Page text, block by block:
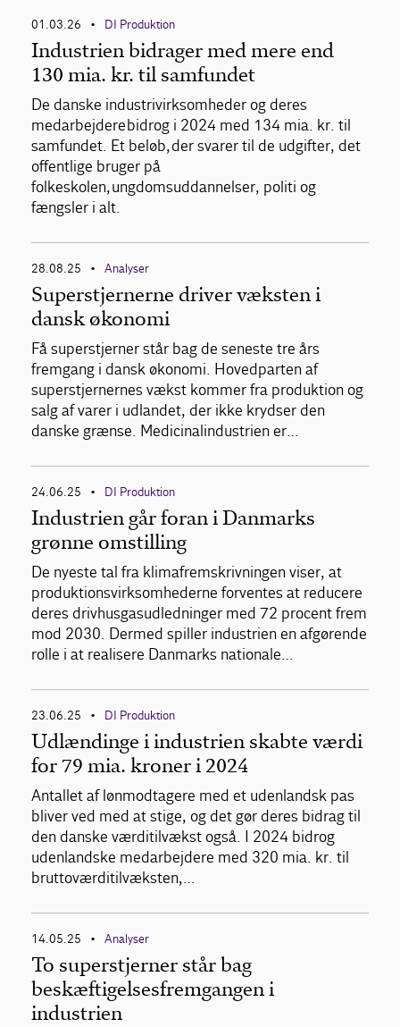
01.03.26 • DI Produktion
Industrien bidrager med mere end
130 mia. kr. til samfundet
De danske industrivirksomheder og deres
medarbejdere bidrog i 2024 med 134 mia. kr. til
samfundet. Et beløb, der svarer til de udgifter, det
offentlige bruger på
folkeskolen, ungdomsuddannelser, politi og
fængsler i alt.
28.08.25 • Analyser
Superstjernerne driver væksten i
dansk økonomi
Få superstjerner står bag de seneste tre års
fremgang i dansk økonomi. Hovedparten af
superstjernernes vækst kommer fra produktion og
salg af varer i udlandet, der ikke krydser den
danske grænse. Medicinalindustrien er…
24.06.25 • DI Produktion
Industrien går foran i Danmarks
grønne omstilling
De nyeste tal fra klimafremskrivningen viser, at
produktionsvirksomhederne forventes at reducere
deres drivhusgasudledninger med 72 procent frem
mod 2030. Dermed spiller industrien en afgørende
rolle i at realisere Danmarks nationale…
23.06.25 • DI Produktion
Udlændinge i industrien skabte værdi
for 79 mia. kroner i 2024
Antallet af lønmodtagere med et udenlandsk pas
bliver ved med at stige, og det gør deres bidrag til
den danske værditilvækst også. I 2024 bidrog
udenlandske medarbejdere med 320 mia. kr. til
bruttoværditilvæksten,…
14.05.25 • Analyser
To superstjerner står bag
beskæftigelsesfremgangen i
industrien